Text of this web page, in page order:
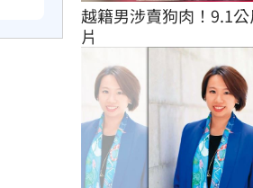
越籍男涉賣狗肉！9.1
片